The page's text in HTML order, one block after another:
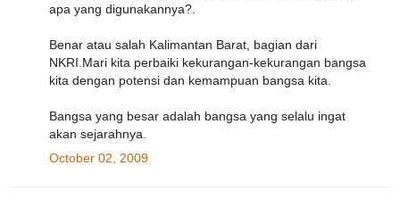
apa yang digunakannya?.
Benar atau salah Kalimantan Barat, bagian dari
NKRI.Mari kita perbaiki kekurangan-kekurangan bangsa
kita dengan potensi dan kemampuan bangsa kita.
Bangsa yang besar adalah bangsa yang selalu ingat
akan sejarahnya.
October 02, 2009